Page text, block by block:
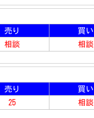
売り 買い
相談 相談
売り 買い
25 相談